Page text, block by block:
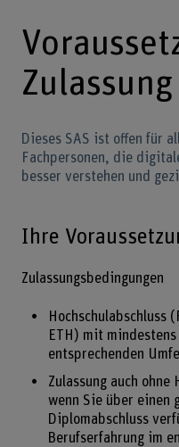
Zulassung
Dieses SAS ist offen für
Fachpersonen, die
besser verstehen und
Ihre
Zulassungsbedingungen
Hochschulabschluss
ETH) mit
entsprechenden
Zulassung auch ohne
wenn Sie über einen
Diplomabschluss
Berufserfahrung im